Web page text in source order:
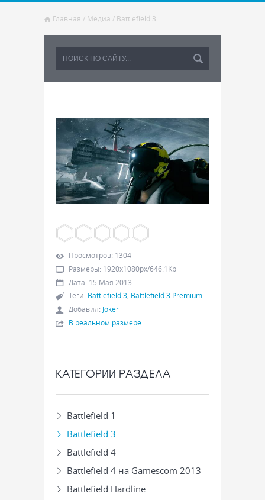
Главная / Медиа / Battlefield 3
Просмотров: 1304
Размеры: 1920x1080px/646.1Kb
Дата: 15 Мая 2013
Теги: Battlefield 3, Battlefield 3 Premium
Добавил: Joker
В реальном размере
КАТЕГОРИИ РАЗДЕЛА
Battlefield 1
Battlefield 3
Battlefield 4
Battlefield 4 на Gamescom 2013
Battlefield Hardline